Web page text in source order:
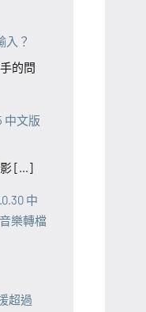
入？
的問
中文版
影 [...]
中
樂轉檔
超過